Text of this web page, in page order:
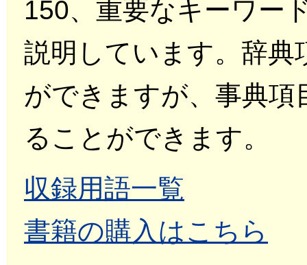
150、重要なキーワー
説明しています。辞
ができますが、事典
ることができます。
収録用語一覧
書籍の購入はこちら